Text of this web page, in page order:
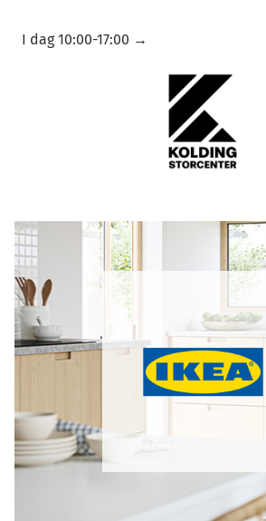
I dag10:00-17:00 →